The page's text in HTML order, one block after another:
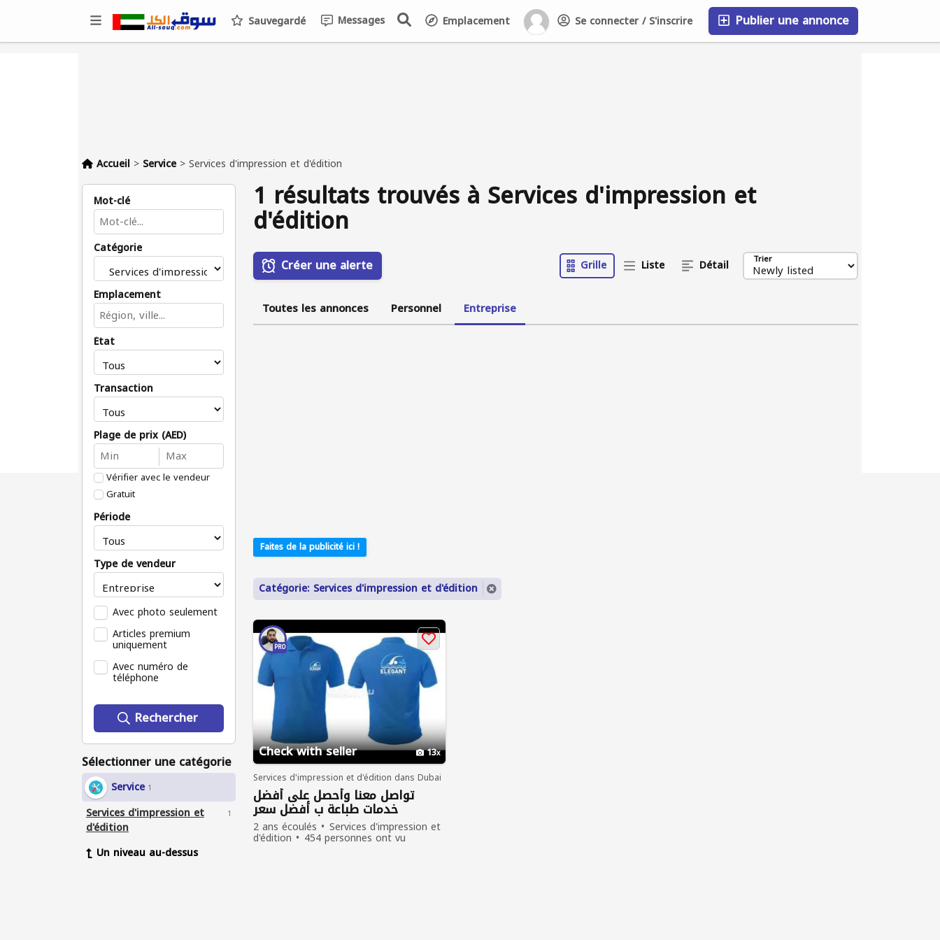
Publier une annonce
Se connecter / S'inscrire
Emplacement
Messages
Sauvegardé
Entreprises
Blog
FAQ
Accueil > Service >Services d'impression et d'édition
Mot-clé
Catégorie
Emplacement
État
Transaction
Plage de prix (AED)
Vérifier avec le vendeur
Gratuit
Période
Type de vendeur
Avec photo seulement
Articles premium
uniquement
Avec numéro de
téléphone
Rechercher
Sélectionner une catégorie
Service 1
Services d'impression et
d'édition
1
Un niveau au-dessus
1 résultats trouvés à Services d'impression et
d'édition
Créer une alerte Grille Liste Détail Trier
Toutes les annonces Personnel Entreprise
Faites de la publicité ici !
Catégorie: Services d'impression et d'édition
Check with seller 13
PRO
Services d'impression et d'édition dans Dubai
تواصل معنا وأحصل على أفضل
خدمات طباعة ب أفضل سعر
2 ans écoulés Services d'impression et
d'édition 454 personnes ont vu